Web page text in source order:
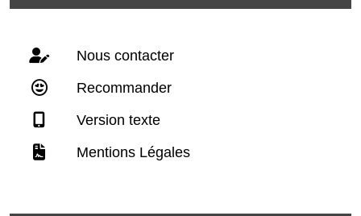
Nous contacter
Recommander
Version texte
Mentions Légales